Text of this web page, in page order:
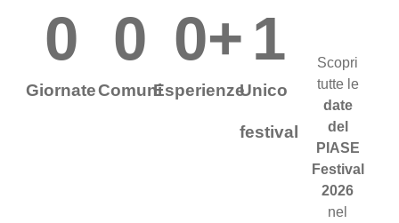
Giornate
0
Comuni
0
Esperienze
0+
Unico
festival
1
Scopri
tutte le
date
del
PIASE
Festival
2026
nel